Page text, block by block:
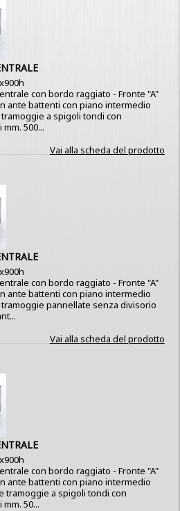
con bordo raggiato - Fronte "A"
ante battenti con piano intermedio
a spigoli tondi con
500...
Vai alla scheda del prodotto
con bordo raggiato - Fronte "A"
ante battenti con piano intermedio
pannellate senza divisorio
Vai alla scheda del prodotto
con bordo raggiato - Fronte "A"
ante battenti con piano intermedio
tramoggie a spigoli tondi con
50...